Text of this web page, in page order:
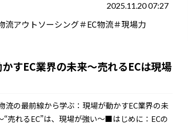
2025.11.20 07:27
流アウトソーシング＃EC物流＃現場力
すEC業界の未来～売れるECは現場
流の最前線から学ぶ：現場が動かすEC業界の未
“売れるEC”は、現場が強い～■はじめに：ECの